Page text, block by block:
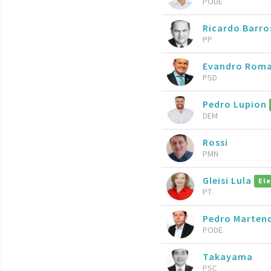
Ricardo
PP
Evandro
PSD
Pedro Lupion
DEM
Rossi
PMN
Gleisi Lula
PT
Pedro
PODE
Takayama
PSC